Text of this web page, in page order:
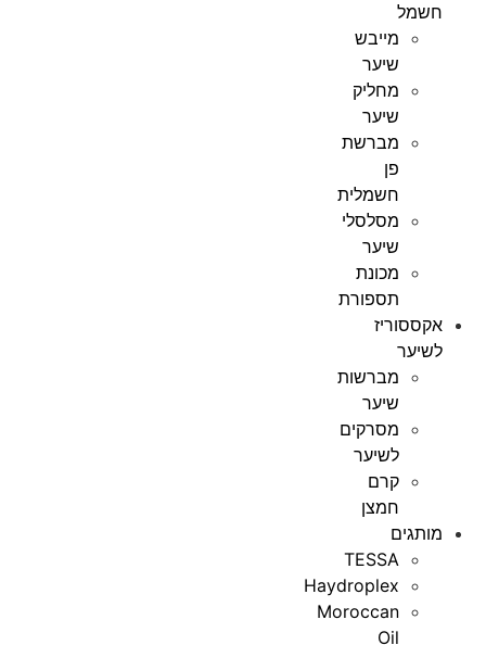
חשמל
מייבש
שיער
מחליק
שיער
מברשת
פן
חשמלית
מסלסלי
שיער
מכונת
תספורת
אקססוריז
לשיער
מברשות
שיער
מסרקים
לשיער
קרם
חמצן
מותגים
TESSA
Haydroplex
Moroccan
Oil